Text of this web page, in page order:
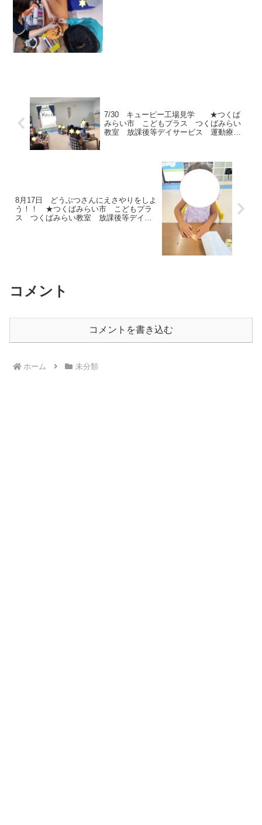
7/30 キューピー工場見学 ★つくば
みらい市 こどもプラス つくばみらい
教室 放課後等デイサービス 運動療
8月17日 どうぶつさんにえさやりをしよ
う！！ ★つくばみらい市 こどもプラ
ス つくばみらい教室 放課後等デイサ
コメント
コメントを書き込む
ホーム 未分類